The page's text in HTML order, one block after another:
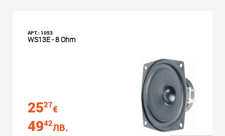
АРТ.: 1053
WS13E - 8 Ohm
2527€
4942ЛВ.